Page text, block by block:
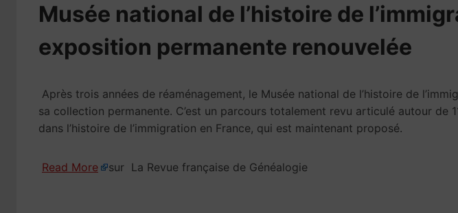
Musée national de l’histoire de
exposition permanente renouvelée
Après trois années de réaménagement, le Musée national de l’histoire de
sa collection permanente. C’est un parcours totalement revu articulé autour de
dans l’histoire de l’immigration en France, qui est maintenant proposé.
Read More sur La Revue française de Généalogie